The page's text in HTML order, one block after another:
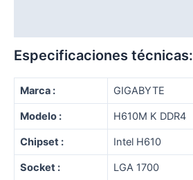
Especificaciones técnicas:
Marca : GIGABYTE
Modelo : H610M K DDR4
Chipset : Intel H610
Socket : LGA 1700